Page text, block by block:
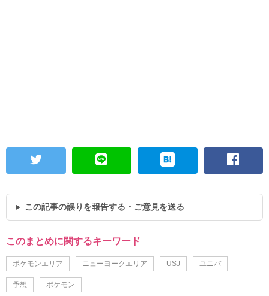
この記事の誤りを報告する・ご意見を送る
このまとめに関するキーワード
ポケモンエリア ニューヨークエリア USJ ユニバ
予想 ポケモン